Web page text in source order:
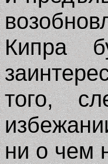
Кипра
того,
ни о чем